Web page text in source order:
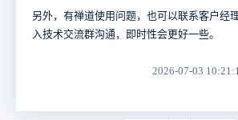
另外，有禅道使用问题，也可以联系客户经
入技术交流群沟通，即时性会更好一些。
2026-07-03